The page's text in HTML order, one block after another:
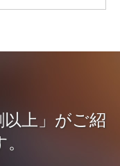
上」がご紹